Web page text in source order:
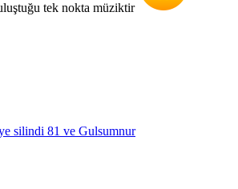
tek nokta müziktir
silindi 81 ve Gulsumnur